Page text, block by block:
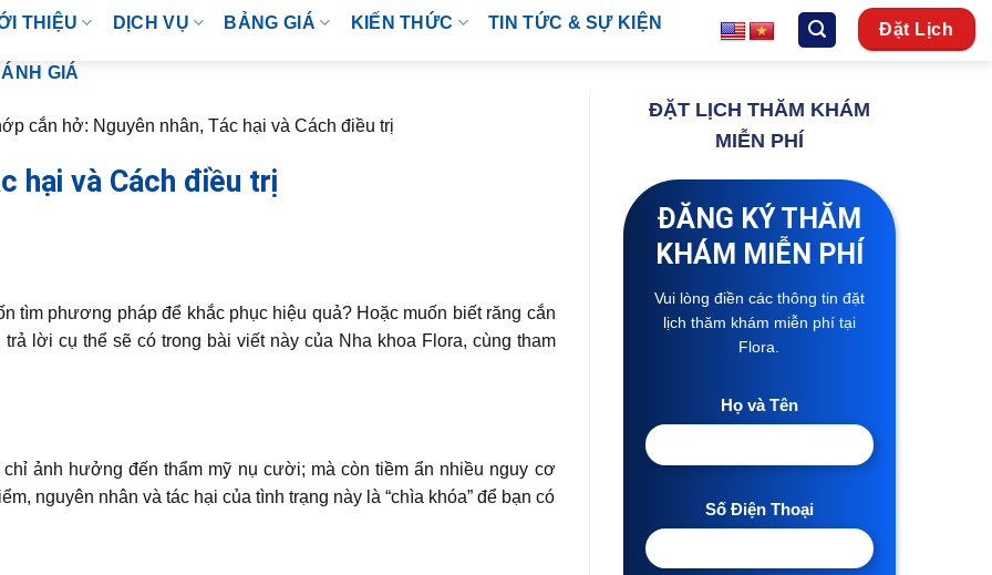
THIỆU DỊCH VỤ BẢNG GIÁ KIẾN THỨC TIN TỨC & SỰ KIỆN
GIÁ
Đặt Lịch
cắn hở: Nguyên nhân, Tác hại và Cách điều trị
hại và Cách điều trị
tìm phương pháp để khắc phục hiệu quả? Hoặc muốn biết răng cắn
lời cụ thể sẽ có trong bài viết này của Nha khoa Flora, cùng tham
ảnh hưởng đến thẩm mỹ nụ cười; mà còn tiềm ẩn nhiều nguy cơ
nguyên nhân và tác hại của tình trạng này là “chìa khóa” để bạn có
ĐẶT LỊCH THĂM KHÁM
MIỄN PHÍ
ĐĂNG KÝ THĂM
KHÁM MIỄN PHÍ
Vui lòng điền các thông tin đặt
lịch thăm khám miễn phí tại
Flora.
Họ và Tên
Số Điện Thoại